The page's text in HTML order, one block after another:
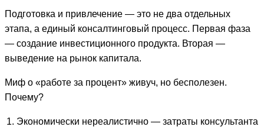
Подготовка и привлечение — это не два отдельных
этапа, а единый консалтинговый процесс. Первая фаза
— создание инвестиционного продукта. Вторая —
выведение на рынок капитала.
Миф о «работе за процент» живуч, но бесполезен.
Почему?
Экономически нереалистично — затраты консультанта